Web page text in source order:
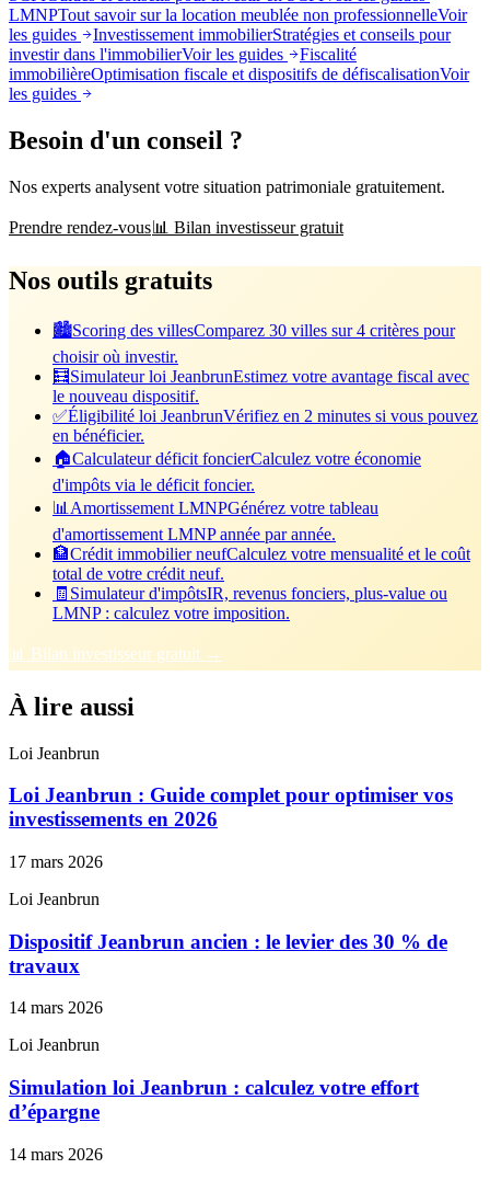
LMNPTout savoir sur la location meublée non professionnelleVoir
les guides
Investissement immobilierStratégies et conseils pour
investir dans l'immobilierVoir les guides
Fiscalité
immobilièreOptimisation fiscale et dispositifs de défiscalisationVoir
les guides
Besoin d'un conseil ?
Nos experts analysent votre situation patrimoniale gratuitement.
Prendre rendez-vous📊 Bilan investisseur gratuit
Nos outils gratuits
🏙️Scoring des villesComparez 30 villes sur 4 critères pour
choisir où investir.
🧮Simulateur loi JeanbrunEstimez votre avantage fiscal avec
le nouveau dispositif.
✅Éligibilité loi JeanbrunVérifiez en 2 minutes si vous pouvez
en bénéficier.
🏠Calculateur déficit foncierCalculez votre économie
d'impôts via le déficit foncier.
📊 Amortissement LMNPGénérez votre tableau
d'amortissement LMNP année par année.
🏦Crédit immobilier neufCalculez votre mensualité et le coût
total de votre crédit neuf.
🧾 Simulateur d'impôtsIR, revenus fonciers, plus-value ou
LMNP : calculez votre imposition.
📊 Bilan investisseur gratuit →
À lire aussi
Loi Jeanbrun
Loi Jeanbrun : Guide complet pour optimiser vos
investissements en 2026
17 mars 2026
Loi Jeanbrun
Dispositif Jeanbrun ancien : le levier des 30 % de
travaux
14 mars 2026
Loi Jeanbrun
Simulation loi Jeanbrun : calculez votre effort
d’épargne
14 mars 2026